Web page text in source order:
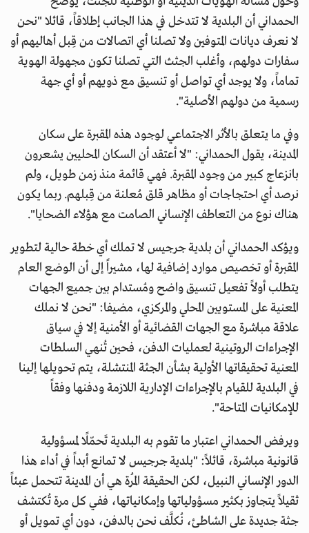
الحمداني أن البلدية لا تتدخل في هذا الجانب إطلاقاً، قائلا "نحن
لا نعرف ديانات المتوفين ولا تصلنا أي اتصالات من قِبل أهاليهم أو
سفارات دولهم، وأغلب الجثث التي تصلنا تكون مجهولة الهوية
تماماً، ولا يوجد أي تواصل أو تنسيق مع ذويهم أو أي جهة
رسمية من دولهم الأصلية".
وفي ما يتعلق بالأثر الاجتماعي لوجود هذه المقبرة على سكان
المدينة، يقول الحمداني: "لا أعتقد أن السكان المحليين يشعرون
بانزعاج كبير من وجود المقبرة. فهي قائمة منذ زمن طويل، ولم
نرصد أي احتجاجات أو مظاهر قلق مُعلنة من قِبلهم. ربما يكون
هناك نوع من التعاطف الإنساني الصامت مع هؤلاء الضحايا".
ويؤكد الحمداني أن بلدية جرجيس لا تملك أي خطة حالية لتطوير
المقبرة أو تخصيص موارد إضافية لها، مشيراً إلى أن الوضع العام
يتطلب أولاً تفعيل تنسيق واضح ومُستدام بين جميع الجهات
المعنية على المستويين المحلي والمركزي، مضيفا: "نحن لا نملك
علاقة مباشرة مع الجهات القضائية أو الأمنية إلا في سياق
الإجراءات الروتينية لعمليات الدفن، فحين تُنهي السلطات
المعنية تحقيقاتها الأولية بشأن الجثة المنتشلة، يتم تحويلها إلينا
في البلدية للقيام بالإجراءات الإدارية اللازمة ودفنها وفقاً
للإمكانيات المتاحة".
ويرفض الحمداني اعتبار ما تقوم به البلدية تَحمّلًا لمسؤولية
قانونية مباشرة، قائلاً: "بلدية جرجيس لا تمانع أبداً في أداء هذا
الدور الإنساني النبيل، لكن الحقيقة المُرة هي أن المدينة تتحمل عبئاً
ثقيلاً يتجاوز بكثير مسؤولياتها وإمكانياتها، ففي كل مرة تُكتشف
جثة جديدة على الشاطئ، نُكلَّف نحن بالدفن، دون أي تمويل أو